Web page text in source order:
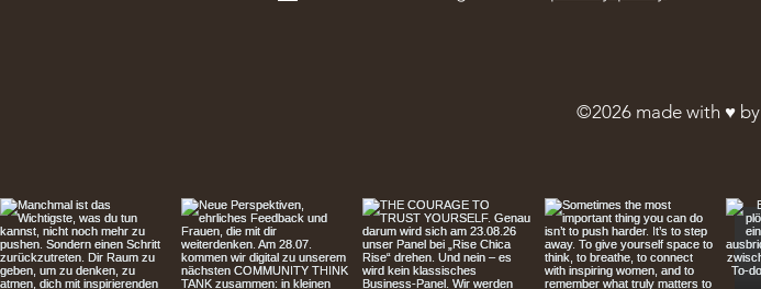
©2026 made with ♥︎ by